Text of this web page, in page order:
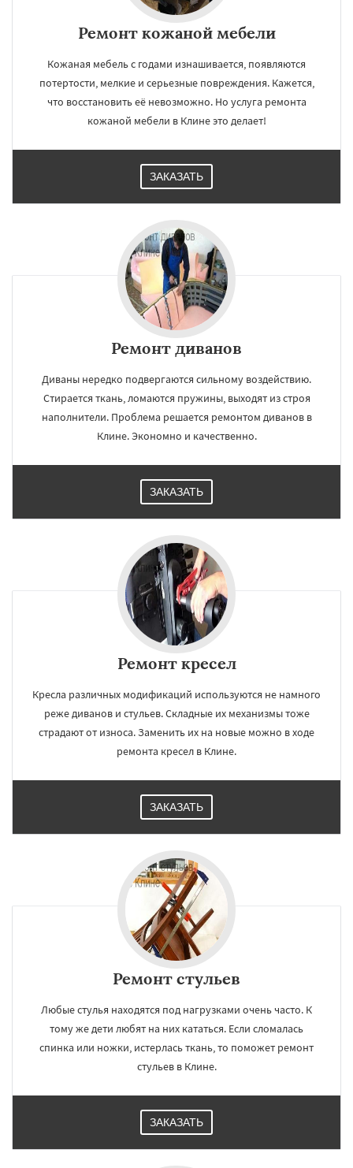
Ремонт кожаной мебели
Кожаная мебель с годами изнашивается, появляются
потертости, мелкие и серьезные повреждения. Кажется,
что восстановить её невозможно. Но услуга ремонта
кожаной мебели в Клине это делает!
ЗАКАЗАТЬ
Ремонт диванов
Диваны нередко подвергаются сильному воздействию.
Стирается ткань, ломаются пружины, выходят из строя
наполнители. Проблема решается ремонтом диванов в
Клине. Экономно и качественно.
ЗАКАЗАТЬ
Ремонт кресел
Кресла различных модификаций используются не намного
реже диванов и стульев. Складные их механизмы тоже
страдают от износа. Заменить их на новые можно в ходе
ремонта кресел в Клине.
ЗАКАЗАТЬ
Ремонт стульев
Любые стулья находятся под нагрузками очень часто. К
тому же дети любят на них кататься. Если сломалась
спинка или ножки, истерлась ткань, то поможет ремонт
стульев в Клине.
ЗАКАЗАТЬ